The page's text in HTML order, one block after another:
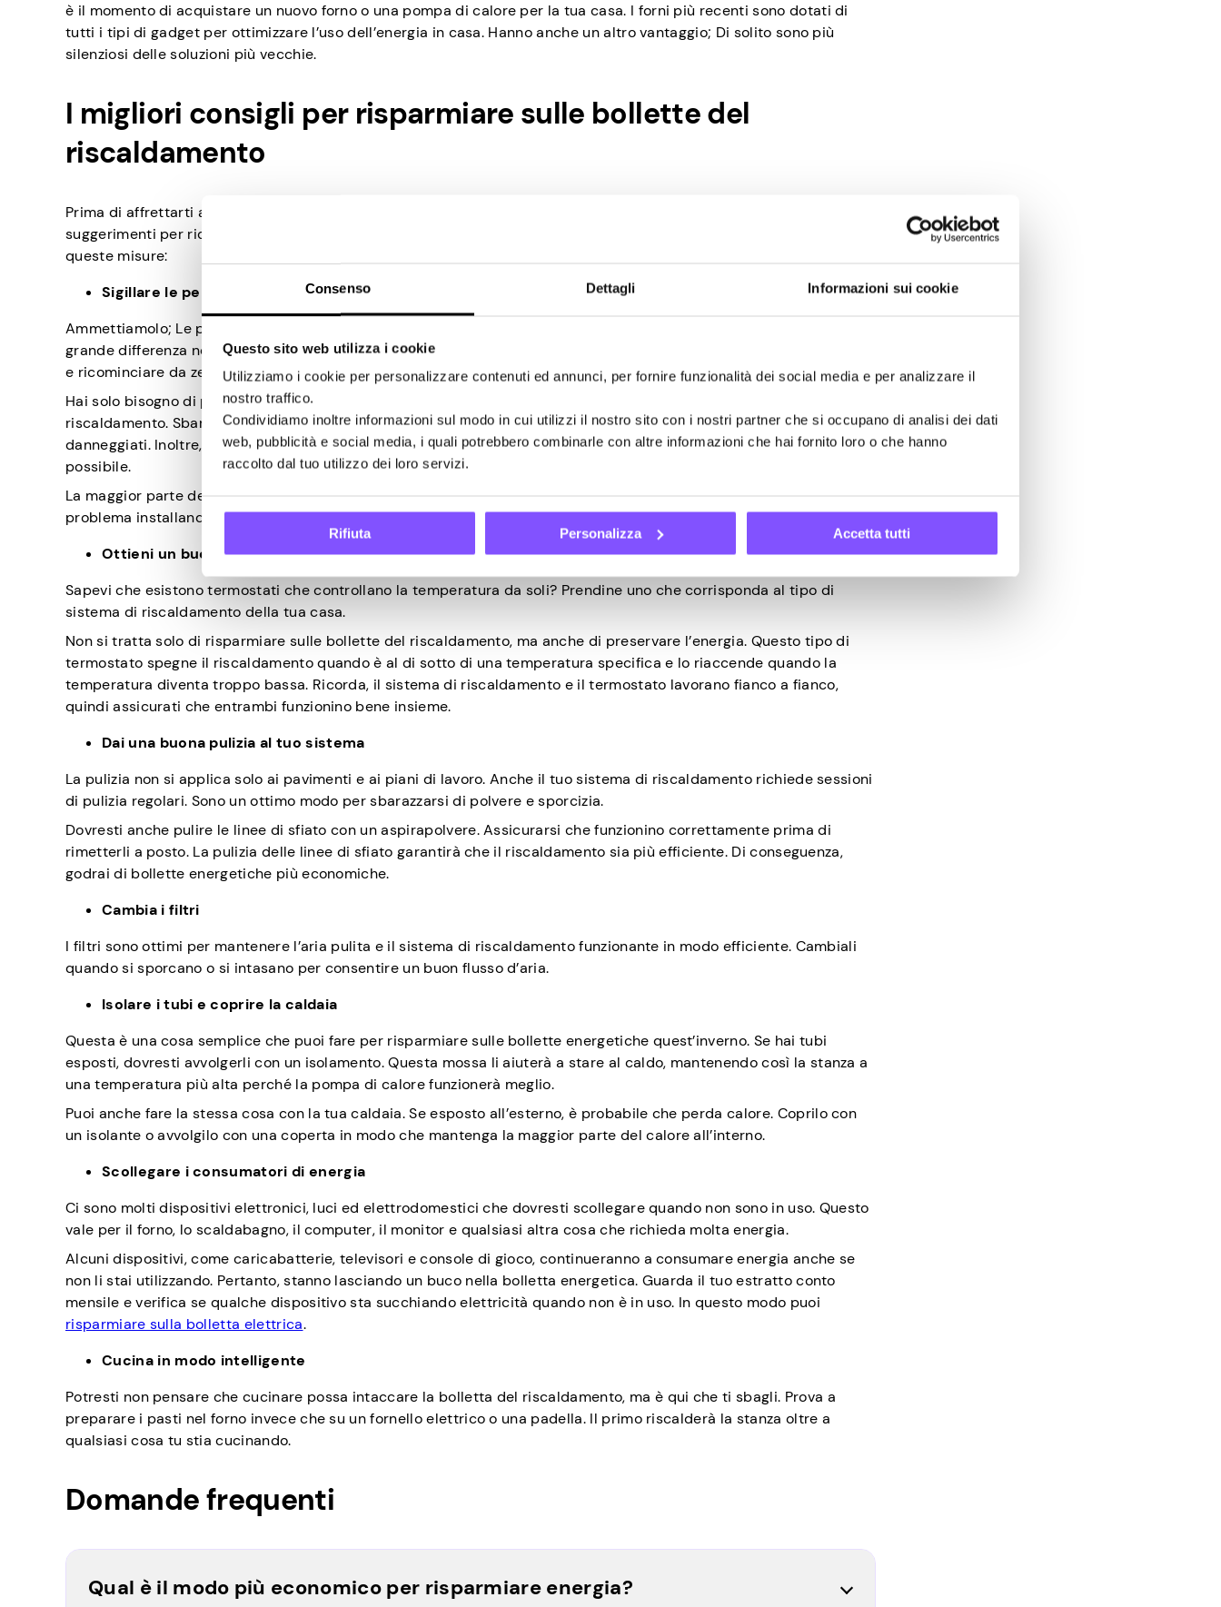
Consenso Dettagli Informazioni sui cookie
Questo sito web utilizza i cookie
Utilizziamo i cookie per personalizzare contenuti ed annunci, per fornire funzionalità dei social media e per analizzare il
nostro traffico.
Condividiamo inoltre informazioni sul modo in cui utilizzi il nostro sito con i nostri partner che si occupano di analisi dei dati
web, pubblicità e social media, i quali potrebbero combinarle con altre informazioni che hai fornito loro o che hanno
raccolto dal tuo utilizzo dei loro servizi.
Rifiuta Personalizza Accetta tutti
è il momento di acquistare un nuovo forno o una pompa di calore per la tua casa. I forni più recenti sono dotati di
tutti i tipi di gadget per ottimizzare l’uso dell’energia in casa. Hanno anche un altro vantaggio; Di solito sono più
silenziosi delle soluzioni più vecchie.
I migliori consigli per risparmiare sulle bollette del
riscaldamento
Prima di affrettarti ad acquistare un nuovo forno o una pompa di calore, prendi in considerazione questi
suggerimenti per ridurre le bollette del riscaldamento. Potresti risparmiare un sacco di soldi se adottassi alcune di
queste misure:
Sigillare le perdite d’aria
Ammettiamolo; Le perdite d’aria si verificheranno in qualsiasi casa. Ma se riesci a impedire che accadano, farà una
grande differenza nelle bollette del riscaldamento. Questo non significa che devi andare a demolire tutta la tua casa
e ricominciare da zero.
Hai solo bisogno di procurarti del nastro adesivo di buona qualità e chiudere le perdite d’aria nel tuo impianto di
riscaldamento. Sbarazzarsi di prese d’aria, guarnizioni della testata e condotti che non funzionano bene o sono
danneggiati. Inoltre, prova a procurarti nuovi condotti per il sistema in modo che possa essere il più efficiente
possibile.
La maggior parte dell’aria calda in una casa fuoriesce attraverso le porte e le finestre. È possibile ridurre questo
problema installando guarnizioni attorno ai telai di porte e finestre.
Ottieni un buon termostato
Sapevi che esistono termostati che controllano la temperatura da soli? Prendine uno che corrisponda al tipo di
sistema di riscaldamento della tua casa.
Non si tratta solo di risparmiare sulle bollette del riscaldamento, ma anche di preservare l’energia. Questo tipo di
termostato spegne il riscaldamento quando è al di sotto di una temperatura specifica e lo riaccende quando la
temperatura diventa troppo bassa. Ricorda, il sistema di riscaldamento e il termostato lavorano fianco a fianco,
quindi assicurati che entrambi funzionino bene insieme.
Dai una buona pulizia al tuo sistema
La pulizia non si applica solo ai pavimenti e ai piani di lavoro. Anche il tuo sistema di riscaldamento richiede sessioni
di pulizia regolari. Sono un ottimo modo per sbarazzarsi di polvere e sporcizia.
Dovresti anche pulire le linee di sfiato con un aspirapolvere. Assicurarsi che funzionino correttamente prima di
rimetterli a posto. La pulizia delle linee di sfiato garantirà che il riscaldamento sia più efficiente. Di conseguenza,
godrai di bollette energetiche più economiche.
Cambia i filtri
I filtri sono ottimi per mantenere l’aria pulita e il sistema di riscaldamento funzionante in modo efficiente. Cambiali
quando si sporcano o si intasano per consentire un buon flusso d’aria.
Isolare i tubi e coprire la caldaia
Questa è una cosa semplice che puoi fare per risparmiare sulle bollette energetiche quest’inverno. Se hai tubi
esposti, dovresti avvolgerli con un isolamento. Questa mossa li aiuterà a stare al caldo, mantenendo così la stanza a
una temperatura più alta perché la pompa di calore funzionerà meglio.
Puoi anche fare la stessa cosa con la tua caldaia. Se esposto all’esterno, è probabile che perda calore. Coprilo con
un isolante o avvolgilo con una coperta in modo che mantenga la maggior parte del calore all’interno.
Scollegare i consumatori di energia
Ci sono molti dispositivi elettronici, luci ed elettrodomestici che dovresti scollegare quando non sono in uso. Questo
vale per il forno, lo scaldabagno, il computer, il monitor e qualsiasi altra cosa che richieda molta energia.
Alcuni dispositivi, come caricabatterie, televisori e console di gioco, continueranno a consumare energia anche se
non li stai utilizzando. Pertanto, stanno lasciando un buco nella bolletta energetica. Guarda il tuo estratto conto
mensile e verifica se qualche dispositivo sta succhiando elettricità quando non è in uso. In questo modo puoi
risparmiare sulla bolletta elettrica.
Cucina in modo intelligente
Potresti non pensare che cucinare possa intaccare la bolletta del riscaldamento, ma è qui che ti sbagli. Prova a
preparare i pasti nel forno invece che su un fornello elettrico o una padella. Il primo riscalderà la stanza oltre a
qualsiasi cosa tu stia cucinando.
Domande frequenti
Qual è il modo più economico per risparmiare energia?